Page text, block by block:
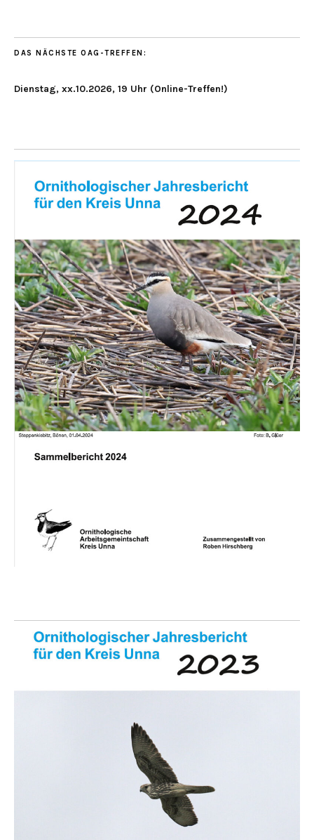
DAS NÄCHSTE OAG-TREFFEN:
Dienstag, xx.10.2026, 19 Uhr (Online-Treffen!)